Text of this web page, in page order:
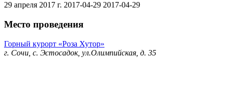
29 апреля 2017 г. 2017-04-29 2017-04-29
Место проведения
Горный курорт «Роза Хутор»
г. Сочи, с. Эстосадок, ул.Олимпийская, д. 35